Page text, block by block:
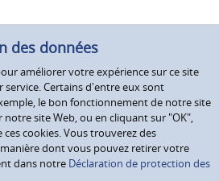
des données
améliorer votre expérience sur ce site
Certains d'entre eux sont
le bon fonctionnement de notre site
site Web, ou en cliquant sur "OK",
cookies. Vous trouverez des
dont vous pouvez retirer votre
dans notre Déclaration de protection des